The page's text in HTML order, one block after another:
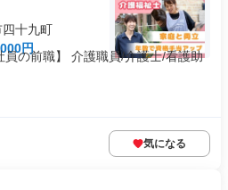
十九町
円
の前職】 介護職員/介護士/看護助
気になる